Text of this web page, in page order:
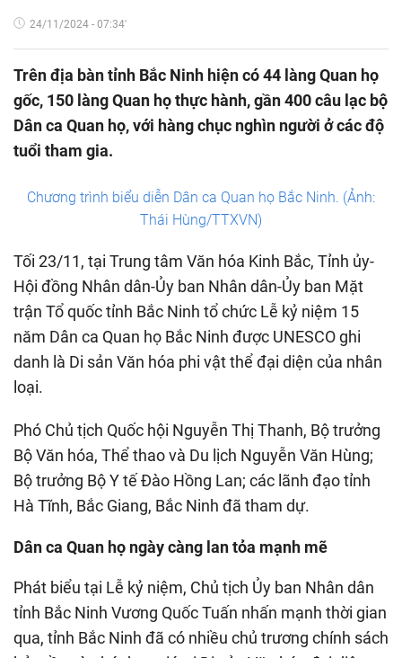
24/11/2024 - 07:34'
Trên địa bàn tỉnh Bắc Ninh hiện có 44 làng Quan họ
gốc, 150 làng Quan họ thực hành, gần 400 câu lạc bộ
Dân ca Quan họ, với hàng chục nghìn người ở các độ
tuổi tham gia.
Chương trình biểu diễn Dân ca Quan họ Bắc Ninh. (Ảnh:
Thái Hùng/TTXVN)
Tối 23/11, tại Trung tâm Văn hóa Kinh Bắc, Tỉnh ủy-
Hội đồng Nhân dân-Ủy ban Nhân dân-Ủy ban Mặt
trận Tổ quốc tỉnh Bắc Ninh tổ chức Lễ kỷ niệm 15
năm Dân ca Quan họ Bắc Ninh được UNESCO ghi
danh là Di sản Văn hóa phi vật thể đại diện của nhân
loại.
Phó Chủ tịch Quốc hội Nguyễn Thị Thanh, Bộ trưởng
Bộ Văn hóa, Thể thao và Du lịch Nguyễn Văn Hùng;
Bộ trưởng Bộ Y tế Đào Hồng Lan; các lãnh đạo tỉnh
Hà Tĩnh, Bắc Giang, Bắc Ninh đã tham dự.
Dân ca Quan họ ngày càng lan tỏa mạnh mẽ
Phát biểu tại Lễ kỷ niệm, Chủ tịch Ủy ban Nhân dân
tỉnh Bắc Ninh Vương Quốc Tuấn nhấn mạnh thời gian
qua, tỉnh Bắc Ninh đã có nhiều chủ trương chính sách